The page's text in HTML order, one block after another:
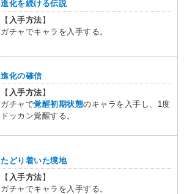
進化を続ける伝説
【 入手方法 】
ガチャでキャラを入手する。
進化の確信
【 入手方法 】
ガチャで覚醒初期状態のキャラを入手し、1度
ドッカン覚醒する。
たどり着いた境地
【 入手方法 】
ガチャでキャラを入手する。